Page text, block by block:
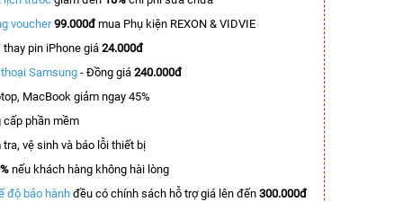
voucher99.000đmua Phụ kiện REXON & VIDVIE
thay pin iPhone giá 24.000đ
Samsung - Đồng giá 240.000đ
MacBook giảm ngay 45%
phần mềm
vệ sinh và báo lỗi thiết bị
nếu khách hàng không hài lòng
độ bảo hành đều có chính sách hỗ trợ giá lên đến 300.000đ